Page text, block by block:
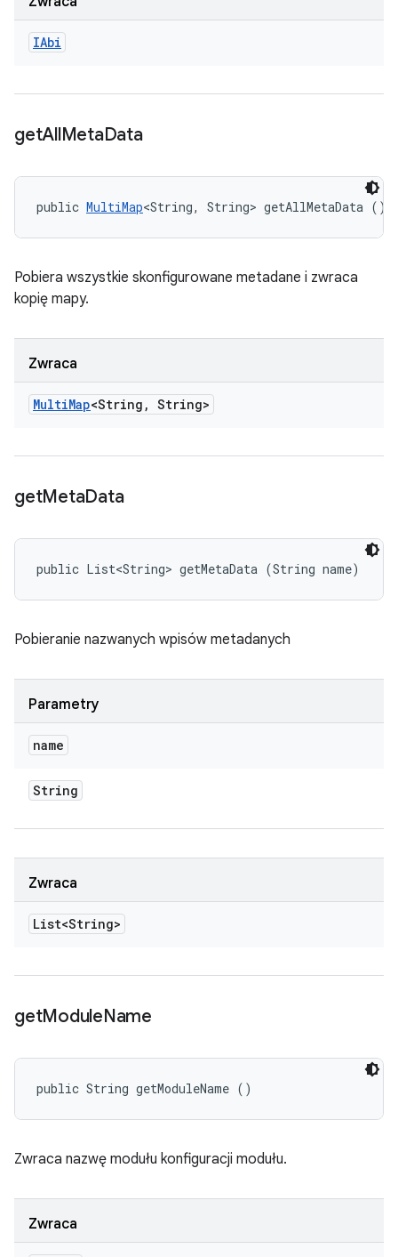
IAbi
getAllMetaData
public MultiMap<String, String> getAllMetaData ()
Pobiera wszystkie skonfigurowane metadane i zwraca
kopię mapy.
Zwraca
MultiMap<String , String>
getMetaData
public List<String> getMetaData (String name)
Pobieranie nazwanych wpisów metadanych
Parametry
name
String
Zwraca
List<String>
getModuleName
public String getModuleName ()
Zwraca nazwę modułu konfiguracji modułu.
Zwraca